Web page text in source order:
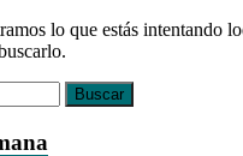
lo que estás intentando